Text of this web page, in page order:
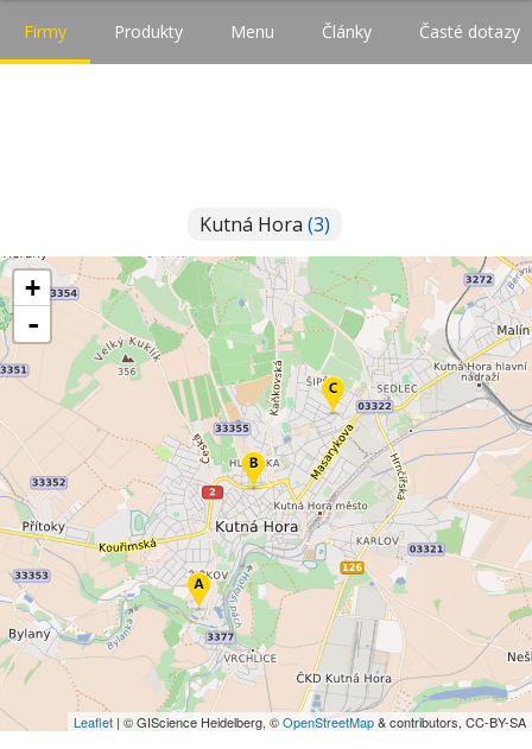
Firmy Produkty Menu Články Časté dotazy
Kutná Hora (3)
+
-
Leaflet | © GIScience Heidelberg, ©OpenStreetMap& contributors, CC-BY-SA